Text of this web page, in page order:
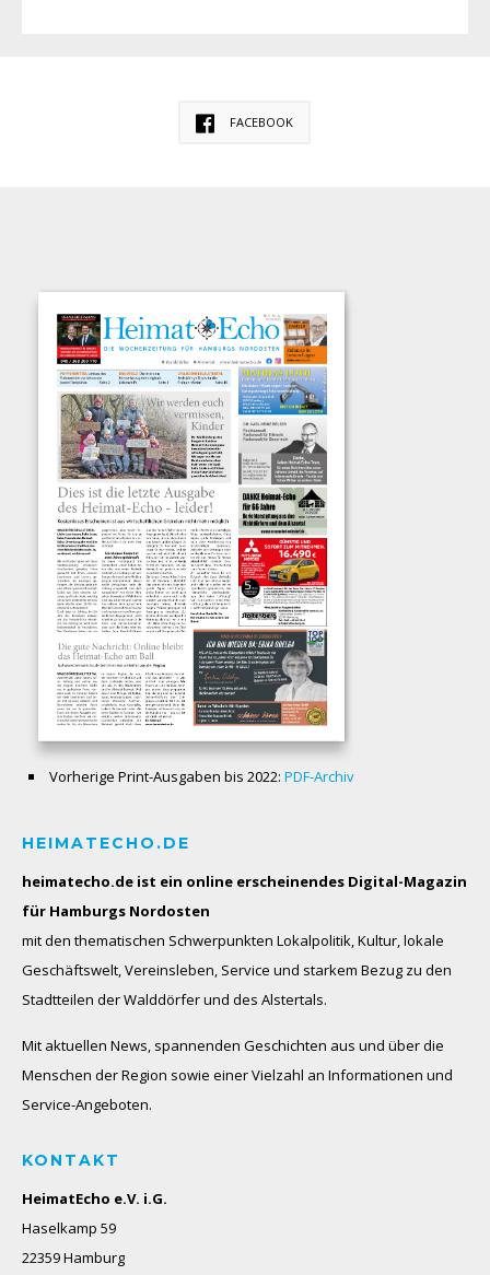
FACEBOOK
Vorherige Print-Ausgaben bis 2022: PDF-Archiv
HEIMATECHO.DE
heimatecho.de ist ein online erscheinendes Digital-Magazin
für Hamburgs Nordosten
mit den thematischen Schwerpunkten Lokalpolitik, Kultur, lokale
Geschäftswelt, Vereinsleben, Service und starkem Bezug zu den
Stadtteilen der Walddörfer und des Alstertals.
Mit aktuellen News, spannenden Geschichten aus und über die
Menschen der Region sowie einer Vielzahl an Informationen und
Service-Angeboten.
KONTAKT
HeimatEcho e.V. i.G.
Haselkamp 59
22359 Hamburg